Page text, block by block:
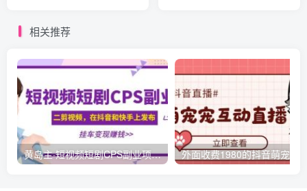
相关推荐
黄岛主·短视频短剧CPS副业项目：二剪视频在抖音和快手上发布，挂车变现